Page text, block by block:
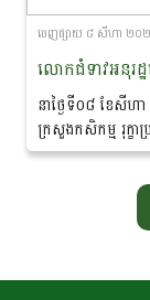
ចេញ​ផ្សាយ​ ៨ សីហា ២០
នាថ្ងៃទី០៨ ខែសីហា
ក្រសួងកសិកម្ម រុក្ខ
ចំពោះគណៈប្រតិភូ ន